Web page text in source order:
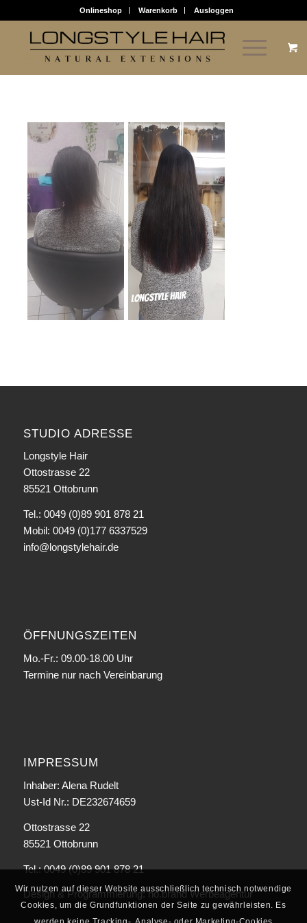
Onlineshop Warenkorb Ausloggen
STUDIO ADRESSE
Longstyle Hair
Ottostrasse 22
85521 Ottobrunn
Tel.: 0049 (0)89 901 878 21
Mobil: 0049 (0)177 6337529
info@longstylehair.de
ÖFFNUNGSZEITEN
Mo.-Fr.: 09.00-18.00 Uhr
Termine nur nach Vereinbarung
IMPRESSUM
Inhaber: Alena Rudelt
Ust-Id Nr.: DE232674659
Ottostrasse 22
85521 Ottobrunn
Tel.: 0049 (0)89 901 878 21
Design & Programmierung:no.brand Werbeagentur
Wir nutzen auf dieser Website ausschließlich technisch notwendige
Cookies, um die Grundfunktionen der Seite zu gewährleisten. Es